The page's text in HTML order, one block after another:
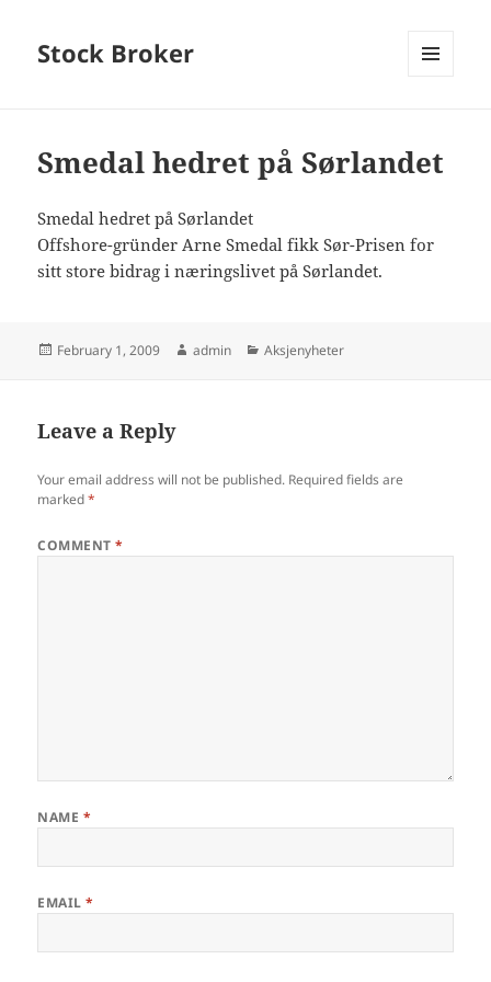
Stock Broker
Smedal hedret på Sørlandet
Smedal hedret på Sørlandet
Offshore-gründer Arne Smedal fikk Sør-Prisen for
sitt store bidrag i næringslivet på Sørlandet.
Posted
February 1, 2009 Author
admin Categories
Aksjenyheter
Leave a Reply
Your email address will not be published. Required fields are
marked*
COMMENT*
NAME *
EMAIL*